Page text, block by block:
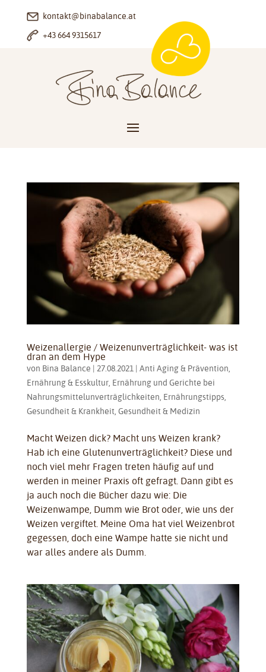
kontakt@binabalance.at
+43 664 9315617
Weizenallergie / Weizenunverträglichkeit- was ist
dran an dem Hype
von Bina Balance | 27.08.2021| Anti Aging & Prävention,
Ernährung & Esskultur, Ernährung und Gerichte bei
Nahrungsmittelunverträglichkeiten, Ernährungstipps,
Gesundheit & Krankheit, Gesundheit & Medizin
Macht Weizen dick? Macht uns Weizen krank?
Hab ich eine Glutenunverträglichkeit? Diese und
noch viel mehr Fragen treten häufig auf und
werden in meiner Praxis oft gefragt. Dann gibt es
ja auch noch die Bücher dazu wie: Die
Weizenwampe, Dumm wie Brot oder, wie uns der
Weizen vergiftet. Meine Oma hat viel Weizenbrot
gegessen, doch eine Wampe hatte sie nicht und
war alles andere als Dumm.